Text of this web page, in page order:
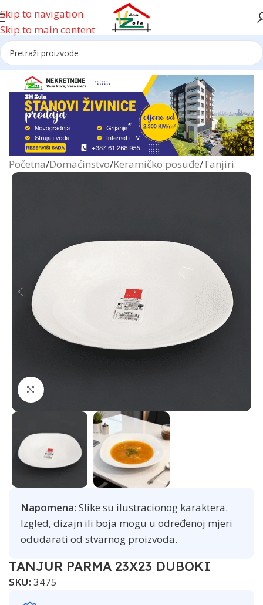
Skip to navigation
Skip to main content
Reklama
Početna/Domaćinstvo/Keramičko posuđe/Tanjiri
Click to enlarge
Napomena: Slike su ilustracionog karaktera.
Izgled, dizajn ili boja mogu u određenoj mjeri
odudarati od stvarnog proizvoda.
TANJUR PARMA 23X23 DUBOKI
SKU: 3475